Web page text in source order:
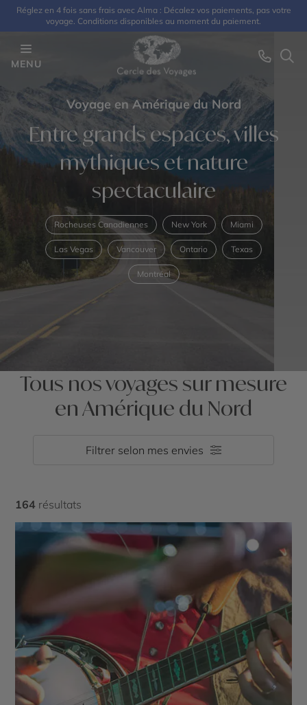
Réglez en 4 fois sans frais avec Alma : Décalez vos paiements, pas votre
voyage. Conditions disponibles au moment du paiement.
MENU
Voyage en Amérique du Nord
Entre grands espaces, villes
mythiques et nature
spectaculaire
Rocheuses Canadiennes New York Miami
Las Vegas Vancouver Ontario Texas
Montréal
Tous nos voyages sur mesure
en Amérique du Nord
Filtrer selon mes envies
164 résultats